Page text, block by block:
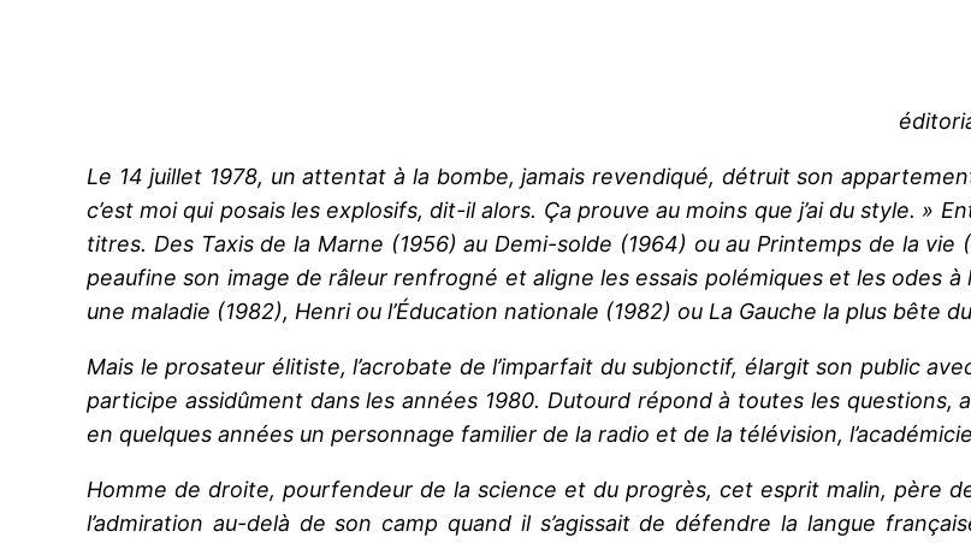
Le 14 juillet 1978, un attentat à la bombe, jamais revendiqué, détruit son appartement
c’est moi qui posais les explosifs, dit-il alors. Ça prouve au moins que j’ai du style. »
titres. Des Taxis de la Marne (1956) au Demi-solde (1964) ou au Printemps de la vie
peaufine son image de râleur renfrogné et aligne les essais polémiques et les odes
une maladie (1982), Henri ou l’Éducation nationale (1982) ou La Gauche la plus bête
Mais le prosateur élitiste, l’acrobate de l’imparfait du subjonctif, élargit son public
participe assidûment dans les années 1980. Dutourd répond à toutes les
en quelques années un personnage familier de la radio et de la télévision,
Homme de droite, pourfendeur de la science et du progrès, cet esprit malin, père
l’admiration au-delà de son camp quand il s’agissait de défendre la langue